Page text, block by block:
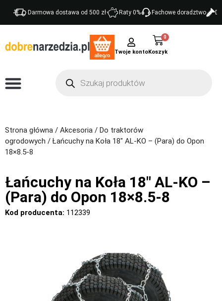
Darmowa dostawa od 500 zł Raty 0% Fachowe doradztwo
Twoje konto
0
Strona główna / Akcesoria / Do traktorów
ogrodowych / Łańcuchy na Koła 18″ AL-KO – (Para) do Opon
18×8.5-8
Łańcuchy na Koła 18″ AL-KO –
(Para) do Opon 18×8.5-8
Kod producenta: 112339